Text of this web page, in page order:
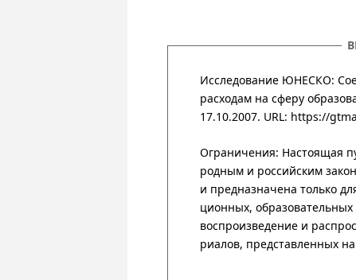
Исследование ЮНЕСКО:
расходам на сферу
17.10.2007. URL: https://